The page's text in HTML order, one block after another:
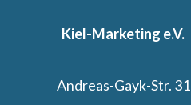
Kiel-Marketing e.V.
Andreas-Gayk-Str. 31